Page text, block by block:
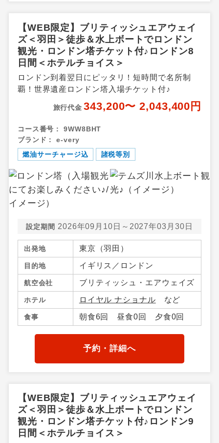
【WEB限定】ブリティッシュエアウェイ
ズ＜羽田＞徒歩＆水上ボートでロンドン
観光・ロンドン塔チケット付♪ロンドン8
日間＜ホテルチョイス＞
ロンドン到着翌日にピッタリ！短時間で名所制
覇！世界遺産ロンドン塔入場チケット付♪
旅行代金 343,200〜 2,043,400円
コース番号：
9WW8BHT
ブランド：
e-very
燃油サーチャージ込
諸税等別
設定期間 2026年09月10日～2027年03月30日
出発地 東京（羽田）
目的地 イギリス／ロンドン
航空会社 ブリティッシュ・エアウェイズ
ホテル ロイヤル ナショナル など
食事 朝食6回 昼食0回 夕食0回
予約・詳細へ
【WEB限定】ブリティッシュエアウェイ
ズ＜羽田＞徒歩＆水上ボートでロンドン
観光・ロンドン塔チケット付♪ロンドン9
日間＜ホテルチョイス＞